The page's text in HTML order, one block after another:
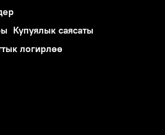
Купуялык саясаты
логирлөө